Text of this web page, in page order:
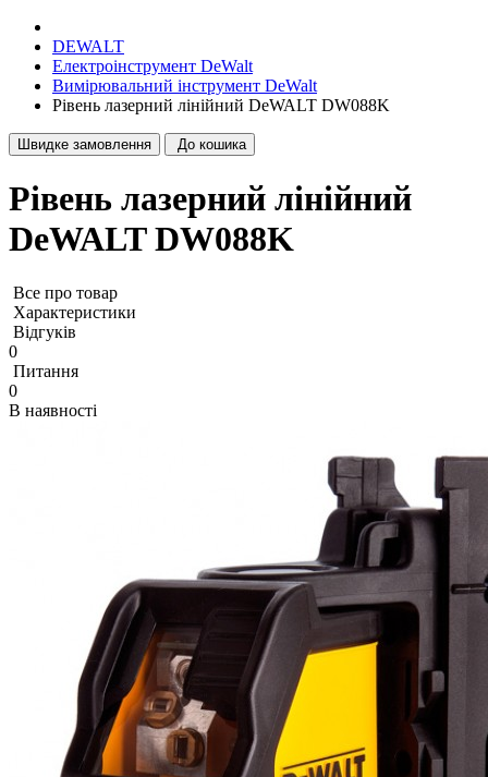
DEWALT
Електроінструмент DeWalt
Вимірювальний інструмент DeWalt
Рівень лазерний лінійний DeWALT DW088K
Швидке замовлення До кошика
Рівень лазерний лінійний
DeWALT DW088K
Все про товар
Характеристики
Відгуків
0
Питання
0
В наявності